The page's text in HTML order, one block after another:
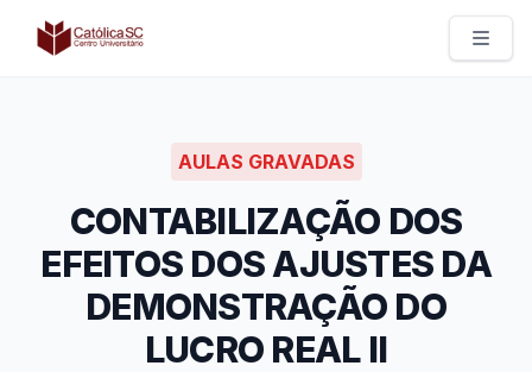
Católica SC | Experts
AULAS GRAVADAS
CONTABILIZAÇÃO DOS
EFEITOS DOS AJUSTES DA
DEMONSTRAÇÃO DO
LUCRO REAL II